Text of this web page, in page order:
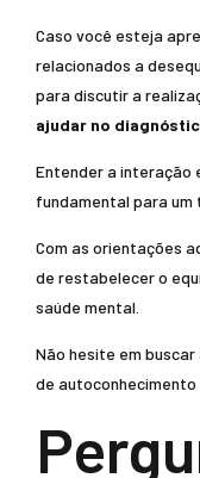
Caso você esteja
relacionados a
para discutir a
ajudar no
Entender a interação
fundamental para
Com as orientações
de restabelecer o
saúde mental.
Não hesite em
de autoconhecimento